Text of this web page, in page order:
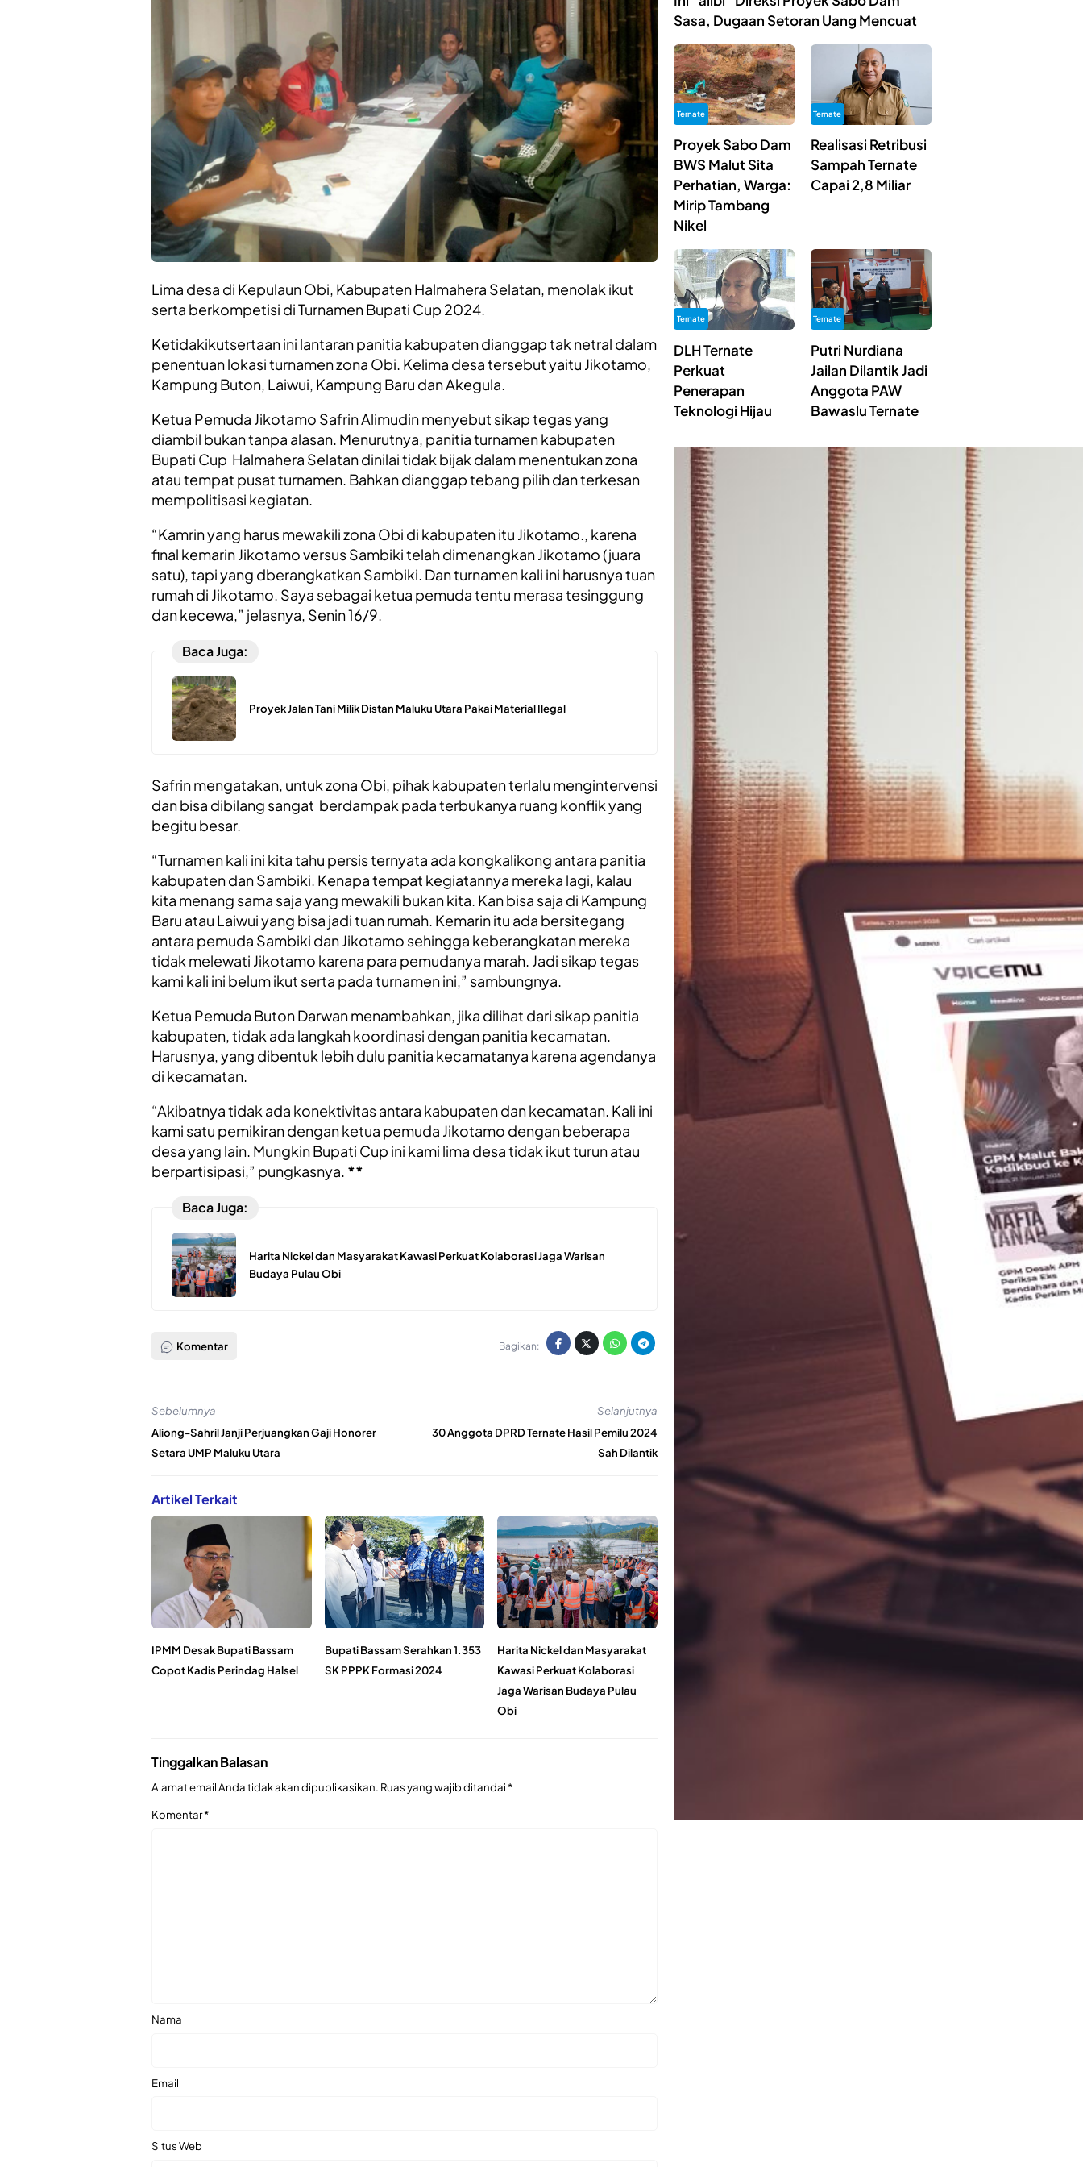
Lima desa di Kepulaun Obi, Kabupaten Halmahera Selatan, menolak ikut
serta berkompetisi di Turnamen Bupati Cup 2024.
Ketidakikutsertaan ini lantaran panitia kabupaten dianggap tak netral dalam
penentuan lokasi turnamen zona Obi. Kelima desa tersebut yaitu Jikotamo,
Kampung Buton, Laiwui, Kampung Baru dan Akegula.
Ketua Pemuda Jikotamo Safrin Alimudin menyebut sikap tegas yang
diambil bukan tanpa alasan. Menurutnya, panitia turnamen kabupaten
Bupati Cup Halmahera Selatan dinilai tidak bijak dalam menentukan zona
atau tempat pusat turnamen. Bahkan dianggap tebang pilih dan terkesan
mempolitisasi kegiatan.
“Kamrin yang harus mewakili zona Obi di kabupaten itu Jikotamo., karena
final kemarin Jikotamo versus Sambiki telah dimenangkan Jikotamo (juara
satu), tapi yang dberangkatkan Sambiki. Dan turnamen kali ini harusnya tuan
rumah di Jikotamo. Saya sebagai ketua pemuda tentu merasa tesinggung
dan kecewa,” jelasnya, Senin 16/9.
Baca Juga:
Proyek Jalan Tani Milik Distan Maluku Utara Pakai Material Ilegal
Safrin mengatakan, untuk zona Obi, pihak kabupaten terlalu mengintervensi
dan bisa dibilang sangat berdampak pada terbukanya ruang konflik yang
begitu besar.
“Turnamen kali ini kita tahu persis ternyata ada kongkalikong antara panitia
kabupaten dan Sambiki. Kenapa tempat kegiatannya mereka lagi, kalau
kita menang sama saja yang mewakili bukan kita. Kan bisa saja di Kampung
Baru atau Laiwui yang bisa jadi tuan rumah. Kemarin itu ada bersitegang
antara pemuda Sambiki dan Jikotamo sehingga keberangkatan mereka
tidak melewati Jikotamo karena para pemudanya marah. Jadi sikap tegas
kami kali ini belum ikut serta pada turnamen ini,” sambungnya.
Ketua Pemuda Buton Darwan menambahkan, jika dilihat dari sikap panitia
kabupaten, tidak ada langkah koordinasi dengan panitia kecamatan.
Harusnya, yang dibentuk lebih dulu panitia kecamatanya karena agendanya
di kecamatan.
“Akibatnya tidak ada konektivitas antara kabupaten dan kecamatan. Kali ini
kami satu pemikiran dengan ketua pemuda Jikotamo dengan beberapa
desa yang lain. Mungkin Bupati Cup ini kami lima desa tidak ikut turun atau
berpartisipasi,” pungkasnya. **
Baca Juga:
Harita Nickel dan Masyarakat Kawasi Perkuat Kolaborasi Jaga Warisan
Budaya Pulau Obi
Komentar Bagikan:
Sebelumnya
Aliong-Sahril Janji Perjuangkan Gaji Honorer
Setara UMP Maluku Utara
Selanjutnya
30 Anggota DPRD Ternate Hasil Pemilu 2024
Sah Dilantik
Artikel Terkait
IPMM Desak Bupati Bassam
Copot Kadis Perindag Halsel
Bupati Bassam Serahkan 1.353
SK PPPK Formasi 2024
Harita Nickel dan Masyarakat
Kawasi Perkuat Kolaborasi
Jaga Warisan Budaya Pulau
Obi
Tinggalkan Balasan
Alamat email Anda tidak akan dipublikasikan. Ruas yang wajib ditandai*
Komentar*
Nama
Email
Situs Web
Sasa, Dugaan Setoran Uang Mencuat
Ternate
Proyek Sabo Dam
BWS Malut Sita
Perhatian, Warga:
Mirip Tambang
Nikel
Ternate
Realisasi Retribusi
Sampah Ternate
Capai 2,8 Miliar
Ternate
DLH Ternate
Perkuat
Penerapan
Teknologi Hijau
Ternate
Putri Nurdiana
Jailan Dilantik Jadi
Anggota PAW
Bawaslu Ternate